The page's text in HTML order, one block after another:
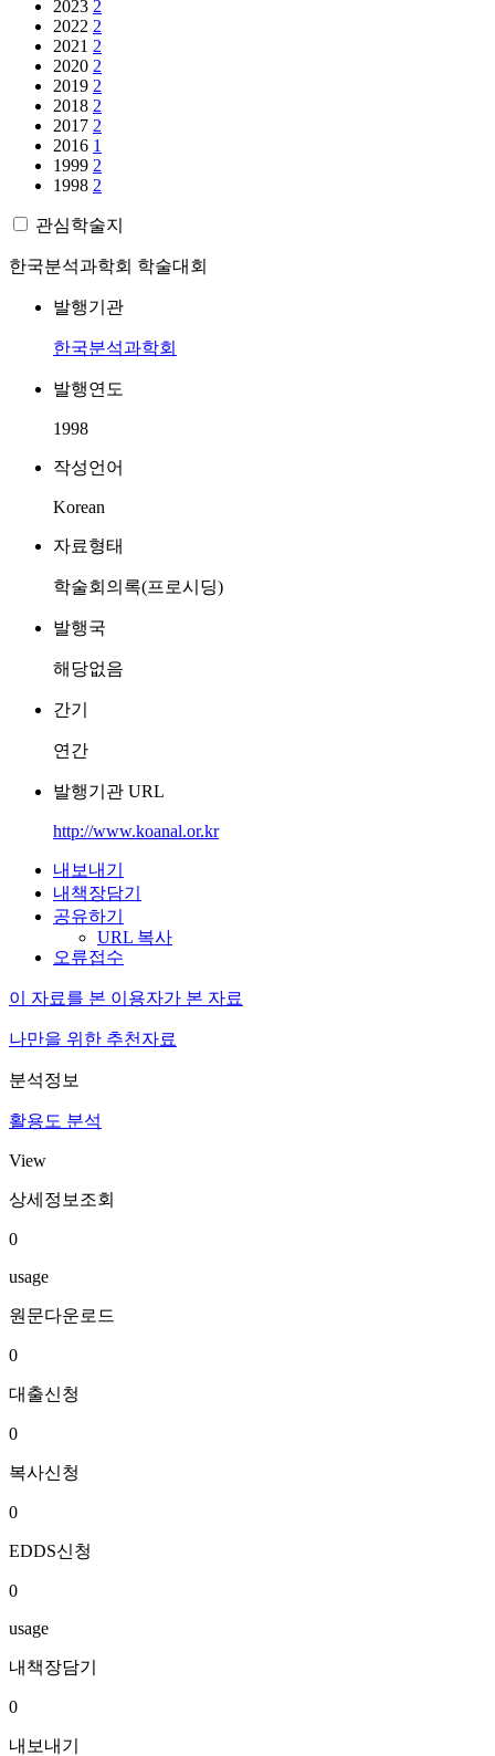
2023 2
2022 2
2021 2
2020 2
2019 2
2018 2
2017 2
2016 1
1999 2
1998 2
관심학술지
한국분석과학회 학술대회
발행기관
한국분석과학회
발행연도
1998
작성언어
Korean
자료형태
학술회의록(프로시딩)
발행국
해당없음
간기
연간
발행기관 URL
http://www.koanal.or.kr
내보내기
내책장담기
공유하기
URL 복사
오류접수
이 자료를 본 이용자가 본 자료
나만을 위한 추천자료
분석정보
활용도 분석
View
상세정보조회
0
usage
원문다운로드
0
대출신청
0
복사신청
0
EDDS신청
0
usage
내책장담기
0
내보내기